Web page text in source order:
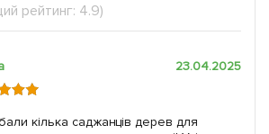
рейтинг: 4.9)
23.04.2025
кілька саджанців дерев для